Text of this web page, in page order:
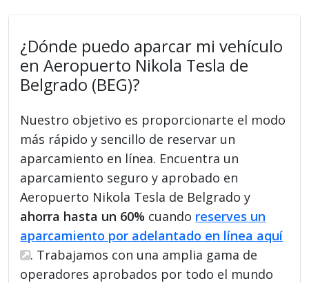
¿Dónde puedo aparcar mi vehículo
en Aeropuerto Nikola Tesla de
Belgrado (BEG)?
Nuestro objetivo es proporcionarte el modo
más rápido y sencillo de reservar un
aparcamiento en línea. Encuentra un
aparcamiento seguro y aprobado en
Aeropuerto Nikola Tesla de Belgrado y
ahorra hasta un 60% cuando reserves un
aparcamiento por adelantado en línea aquí
. Trabajamos con una amplia gama de
operadores aprobados por todo el mundo